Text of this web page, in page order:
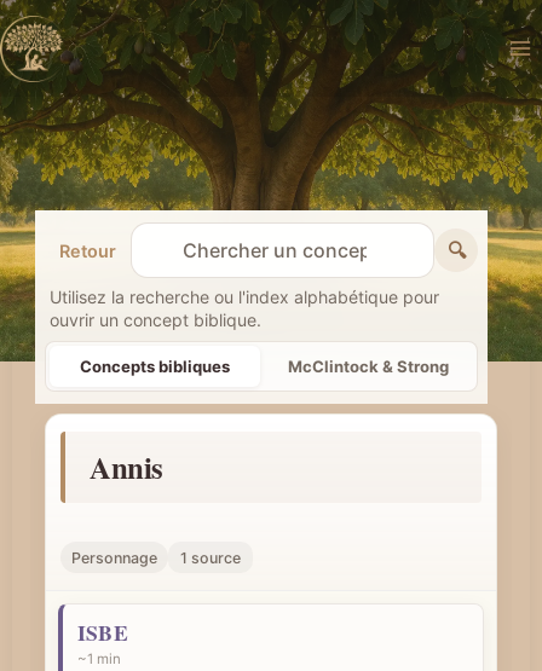
Aller
au
contenu
Retour
R
e
c
h
e
c
r
🔍
Utilisez la recherche ou l'index alphabétique pour
ouvrir un concept biblique.
Concepts bibliques McClintock & Strong
Annis
Personnage 1 source
ISBE
~1 min